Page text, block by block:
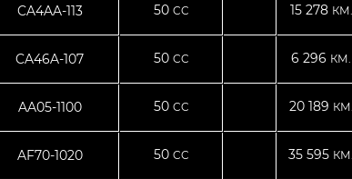
CA4AA-113 50 CC 15 278 КМ.
CA46A-107 50 CC 6 296 КМ.
AA05-1100 50 CC 20 189 КМ.
AF70-1020 50 CC 35 595 КМ.